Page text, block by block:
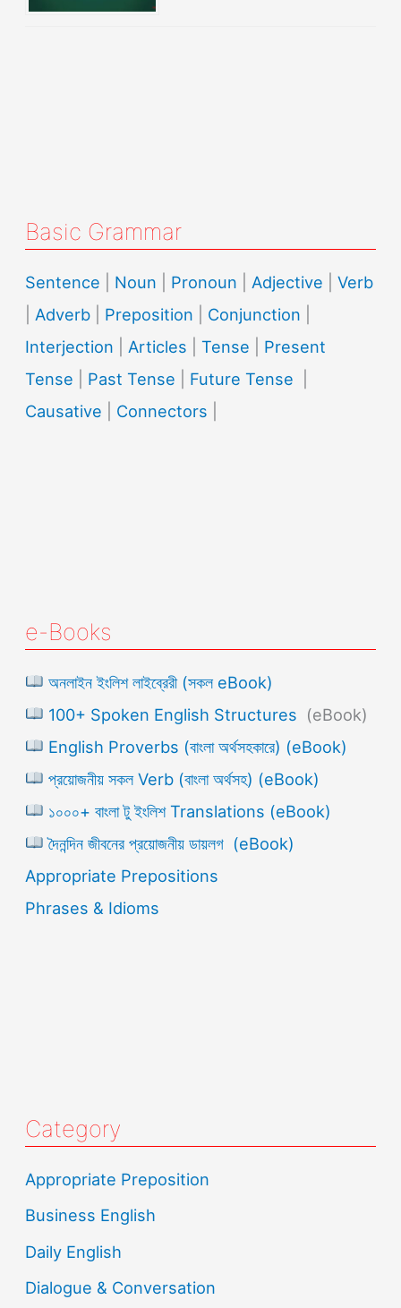
Basic Grammar
Sentence Noun Pronoun Adjective |Verb
Adverb Preposition Conjunction
Interjection
Articles |Tense
Present
Tense
Past Tense Future Tense
Causative
Connectors
e-Books
অনলাইন ইংলিশ লাইব্রেরী (সকল eBook)
100+ Spoken English Structures (eBook)
English Proverbs (বাংলা অর্থসহকারে) (eBook)
প্রয়োজনীয় সকল Verb (বাংলা অর্থসহ) (eBook)
১০০০+ বাংলা টু ইংলিশ Translations (eBook)
দৈনন্দিন জীবনের প্রয়োজনীয় ডায়লগ (eBook)
Appropriate Prepositions
Phrases & Idioms
Category
Appropriate Preposition
Business English
Daily English
Dialogue & Conversation